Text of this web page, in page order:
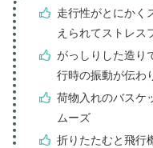
走行性がとにかく
えられてストレス
がっしりした造り
行時の振動が伝わ
荷物入れのバスケ
ムーズ
折りたたむと飛行